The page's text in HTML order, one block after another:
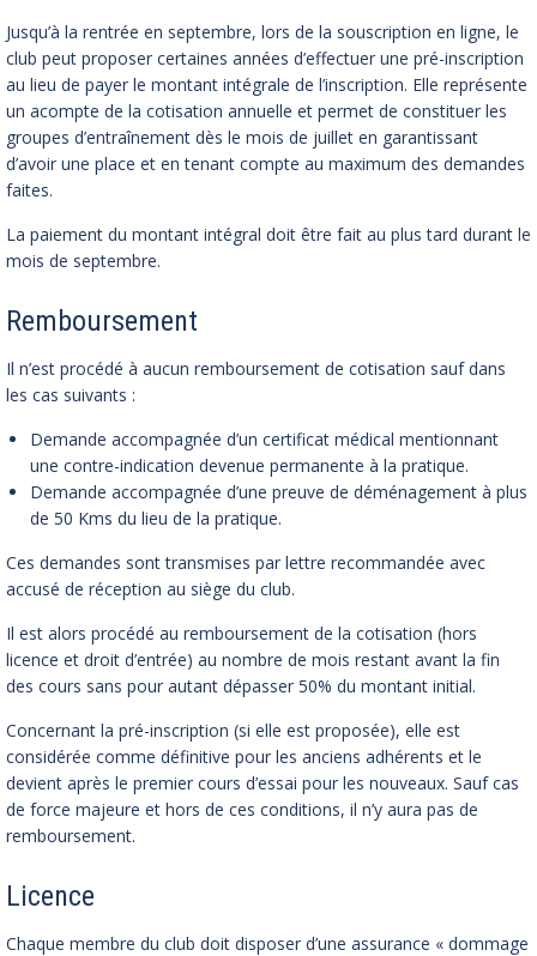
Jusqu’à la rentrée en septembre, lors de la souscription en ligne, le
club peut proposer certaines années d’effectuer une pré-inscription
au lieu de payer le montant intégrale de l’inscription. Elle représente
un acompte de la cotisation annuelle et permet de constituer les
groupes d’entraînement dès le mois de juillet en garantissant
d’avoir une place et en tenant compte au maximum des demandes
faites.
La paiement du montant intégral doit être fait au plus tard durant le
mois de septembre.
Remboursement
Il n’est procédé à aucun remboursement de cotisation sauf dans
les cas suivants :
Demande accompagnée d’un certificat médical mentionnant
une contre-indication devenue permanente à la pratique.
Demande accompagnée d’une preuve de déménagement à plus
de 50 Kms du lieu de la pratique.
Ces demandes sont transmises par lettre recommandée avec
accusé de réception au siège du club.
Il est alors procédé au remboursement de la cotisation (hors
licence et droit d’entrée) au nombre de mois restant avant la fin
des cours sans pour autant dépasser 50% du montant initial.
Concernant la pré-inscription (si elle est proposée), elle est
considérée comme définitive pour les anciens adhérents et le
devient après le premier cours d’essai pour les nouveaux. Sauf cas
de force majeure et hors de ces conditions, il n’y aura pas de
remboursement.
Licence
Chaque membre du club doit disposer d’une assurance « dommage